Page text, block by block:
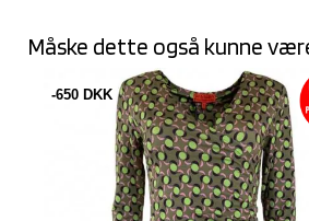
Måske dette også kunne
-650 DKK